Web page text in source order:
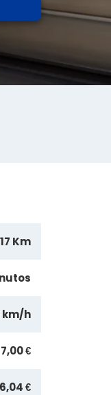
Km
km/h
7,00 €
€